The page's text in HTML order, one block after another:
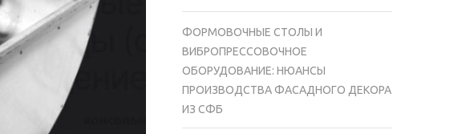
ФОРМОВОЧНЫЕ СТОЛЫ И
ВИБРОПРЕССОВОЧНОЕ
ОБОРУДОВАНИЕ: НЮАНСЫ
ПРОИЗВОДСТВА ФАСАДНОГО ДЕКОРА
ИЗ СФБ